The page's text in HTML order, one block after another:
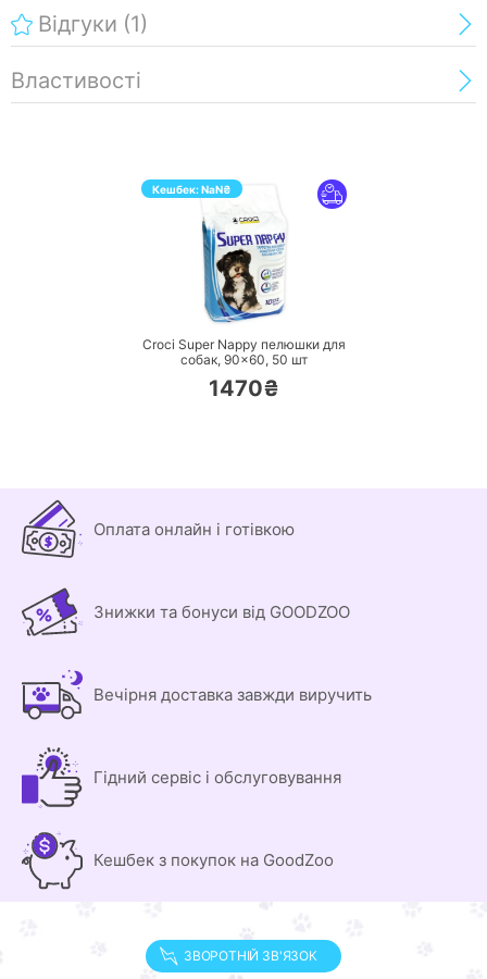
Відгуки (1)
Властивості
Кешбек:NaN₴
ПЕРЕЙТИ
Croci Super Nappy пелюшки для
собак, 90×60, 50 шт
1470₴
Оплата онлайн і готівкою
Знижки та бонуси від GOODZOO
Вечірня доставка завжди виручить
Гідний сервіс і обслуговування
Кешбек з покупок на GoodZoo
ЗВОРОТНІЙ ЗВ'ЯЗОК